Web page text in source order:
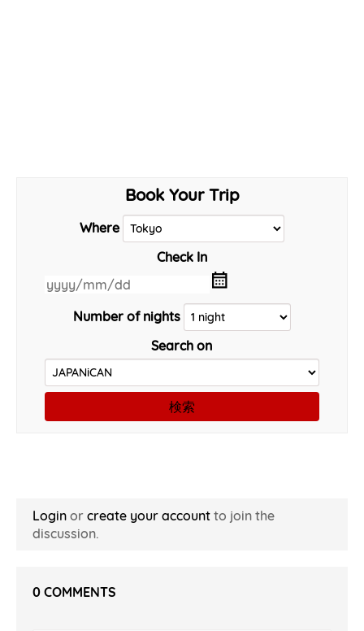
Book Your Trip
Where
Check In
Number of nights
Search on
検索
Login or create your account to join the
discussion.
0 COMMENTS